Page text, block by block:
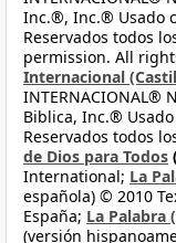
Inc.®, Inc.® Usado
Reservados todos
permission. All
Internacional
INTERNACIONAL®
Biblica, Inc.®
Reservados todos
de Dios para Todos
International; La
española) © 2010
España; La Palabra
(versión